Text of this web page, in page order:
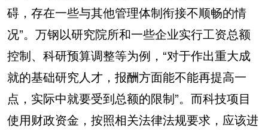
碍，存在一些与其他管理体制衔接不顺畅的情
况”。万钢以研究院所和一些企业实行工资总额
控制、科研预算调整等为例，“对于作出重大成
就的基础研究人才，报酬方面能不能再提高一
点，实际中就要受到总额的限制”。而科技项目
使用财政资金，按照相关法律法规要求，应该进